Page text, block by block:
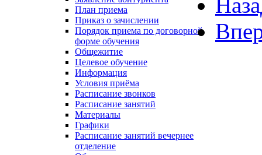
План приема
Приказ о зачислении
Порядок приема по договорной
форме обучения
Общежитие
Целевое обучение
Информация
Условия приёма
Расписание звонков
Расписание занятий
Материалы
Графики
Расписание занятий вечернее
отделение